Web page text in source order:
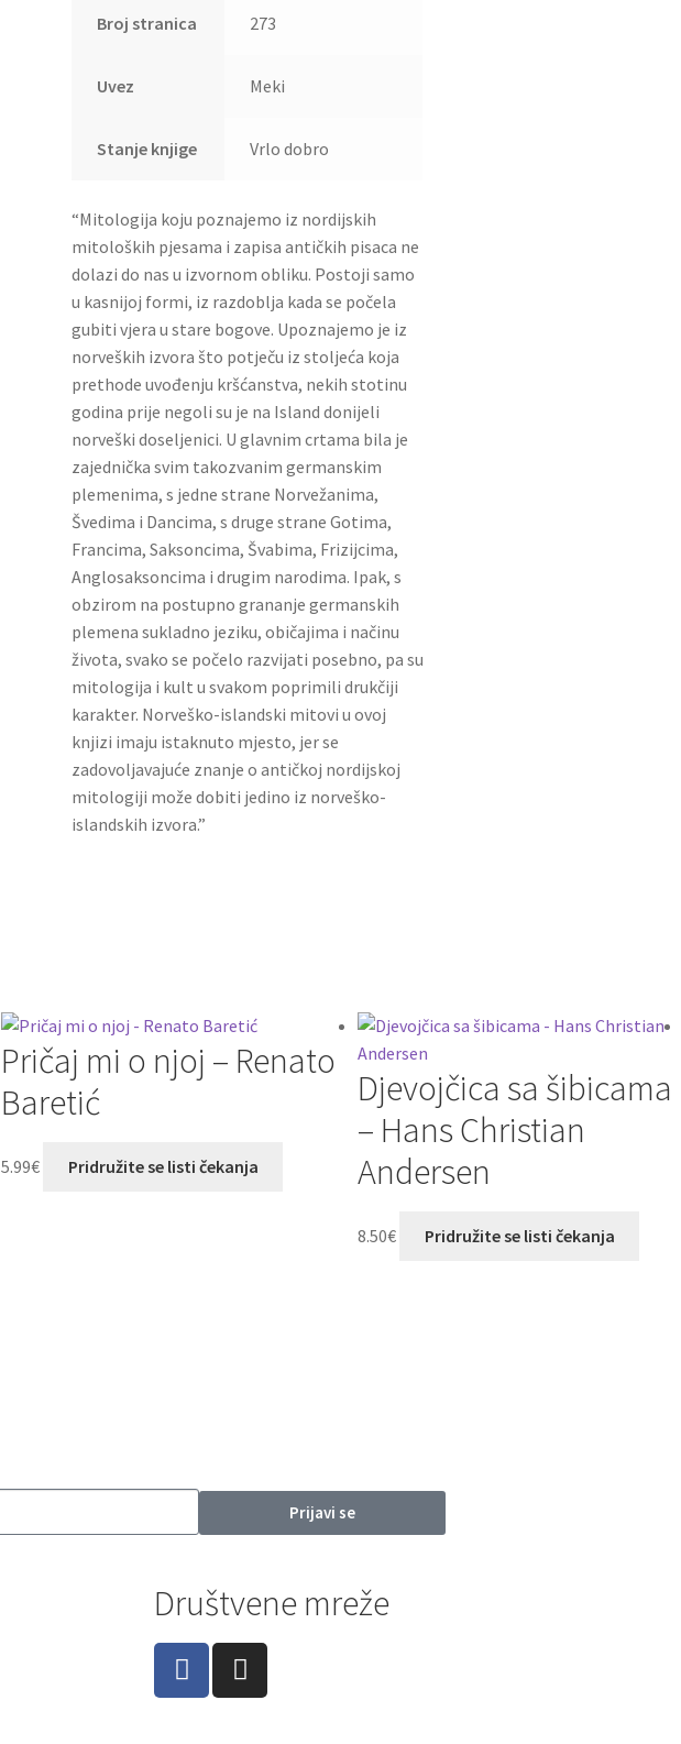
Broj stranica 273
Uvez Meki
Stanje knjige Vrlo dobro
“Mitologija koju poznajemo iz nordijskih
mitoloških pjesama i zapisa antičkih pisaca ne
dolazi do nas u izvornom obliku. Postoji samo
u kasnijoj formi, iz razdoblja kada se počela
gubiti vjera u stare bogove. Upoznajemo je iz
norveških izvora što potječu iz stoljeća koja
prethode uvođenju kršćanstva, nekih stotinu
godina prije negoli su je na Island donijeli
norveški doseljenici. U glavnim crtama bila je
zajednička svim takozvanim germanskim
plemenima, s jedne strane Norvežanima,
Švedima i Dancima, s druge strane Gotima,
Francima, Saksoncima, Švabima, Frizijcima,
Anglosaksoncima i drugim narodima. Ipak, s
obzirom na postupno grananje germanskih
plemena sukladno jeziku, običajima i načinu
života, svako se počelo razvijati posebno, pa su
mitologija i kult u svakom poprimili drukčiji
karakter. Norveško-islandski mitovi u ovoj
knjizi imaju istaknuto mjesto, jer se
zadovoljavajuće znanje o antičkoj nordijskoj
mitologiji može dobiti jedino iz norveško-
islandskih izvora.”
Pričaj mi o njoj – Renato
Baretić
5.99€ Pridružite se listi čekanja
Djevojčica sa šibicama
– Hans Christian
Andersen
8.50€ Pridružite se listi čekanja
Prijavi se
Društvene mreže